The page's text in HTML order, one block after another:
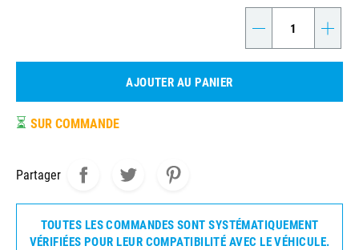
- +
AJOUTER AU PANIER
⏳ SUR COMMANDE
Partager
TOUTES LES COMMANDES SONT SYSTÉMATIQUEMENT
VÉRIFIÉES POUR LEUR COMPATIBILITÉ AVEC LE VÉHICULE.